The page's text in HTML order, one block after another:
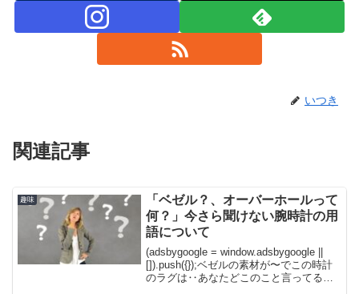
いつき
関連記事
趣味
「ベゼル？、オーバーホールって
何？」今さら聞けない腕時計の用
語について
(adsbygoogle = window.adsbygoogle ||
[]).push({});ベゼルの素材が〜でこの時計
のラグは‥あなたどこのこと言ってるん